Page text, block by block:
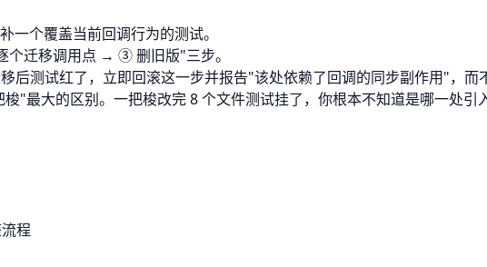
一个覆盖当前回调行为的测试。
迁移调用点 → ③ 删旧版"三步。
后测试红了，立即回滚这一步并报告"该处依赖了回调的同步副作用"，而
最大的区别。一把梭改完 8 个文件测试挂了，你根本不知道是哪一处引入
程